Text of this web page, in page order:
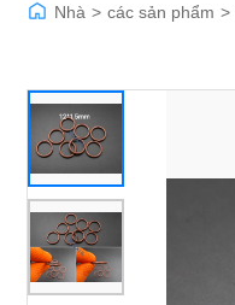
Nhà > các sản phẩm >